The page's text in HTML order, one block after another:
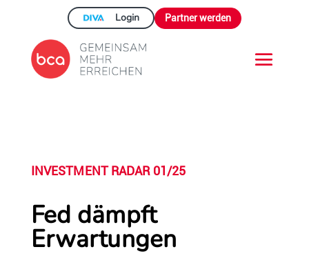
Login Partner werden
INVESTMENT RADAR 01/25
Fed dämpft
Erwartungen